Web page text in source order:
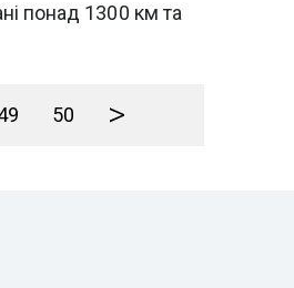
понад 1300 км та
50 >